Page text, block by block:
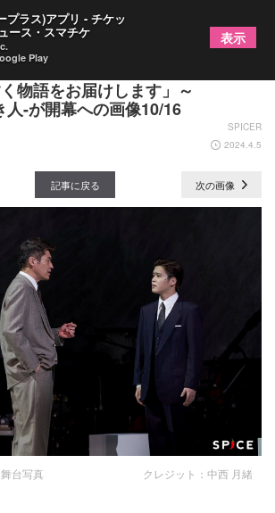
や歌もあり、音楽や歌の力を借り
物語をお届けします」～
人-が開幕への画像10/16
SPICER
2024.4.5
記事に戻る 次の画像
人- 舞台写真 クレジット：中西 月緒
プラス)アプリ - チケッ
ース・スマチケ
Play
表示